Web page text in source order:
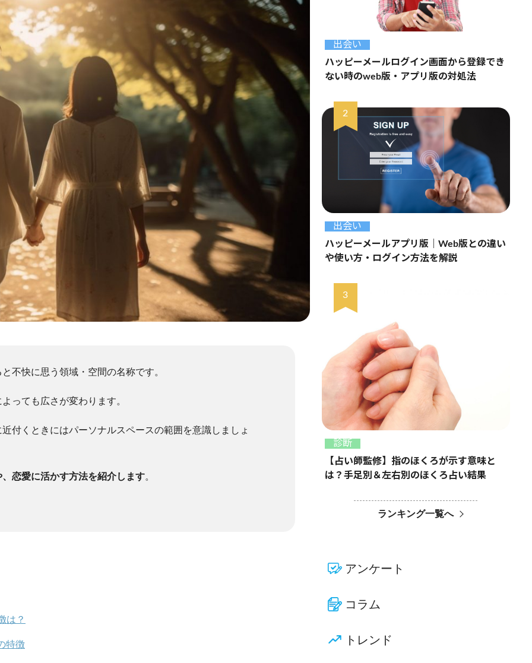
不快に思う領域・空間の名称です。
っても広さが変わります。
付くときにはパーソナルスペースの範囲を意識しましょ
恋愛に活かす方法を紹介します。
は？
特徴
出会い
ハッピーメールログイン画面から登録でき
ない時のweb版・アプリ版の対処法
出会い
ハッピーメールアプリ版｜Web版との違い
や使い方・ログイン方法を解説
診断
【占い師監修】指のほくろが示す意味と
は？手足別＆左右別のほくろ占い結果
ランキング一覧へ
アンケート
コラム
トレンド